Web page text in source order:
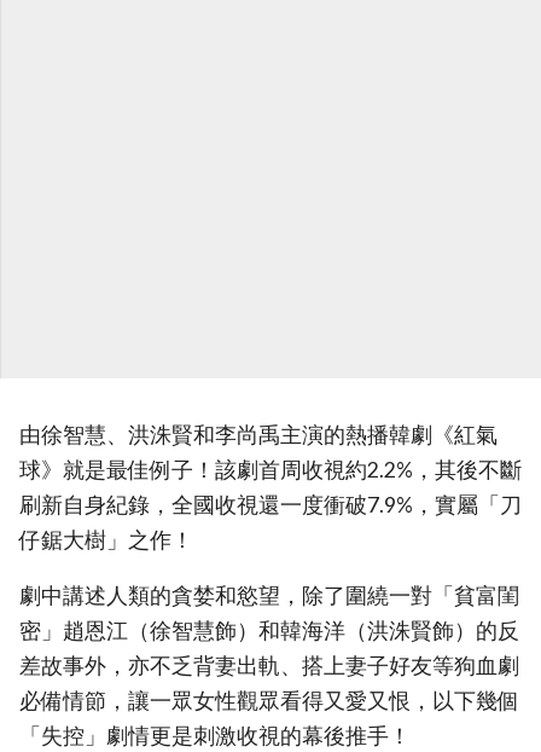
由徐智慧、洪洙賢和李尚禹主演的熱播韓劇《紅氣
球》就是最佳例子！該劇首周收視約2.2%，其後不斷
刷新自身紀錄，全國收視還一度衝破7.9%，實屬「刀
仔鋸大樹」之作！
劇中講述人類的貪婪和慾望，除了圍繞一對「貧富閨
密」趙恩江（徐智慧飾）和韓海洋（洪洙賢飾）的反
差故事外，亦不乏背妻出軌、搭上妻子好友等狗血劇
必備情節，讓一眾女性觀眾看得又愛又恨，以下幾個
「失控」劇情更是刺激收視的幕後推手！